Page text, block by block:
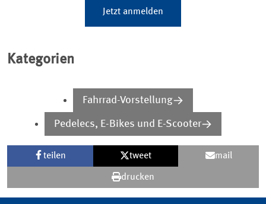
Jetzt anmelden
Kategorien
Fahrrad-Vorstellung
Pedelecs, E-Bikes und E-Scooter
teilen tweet mail
drucken